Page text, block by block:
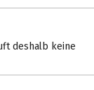
deshalb keine